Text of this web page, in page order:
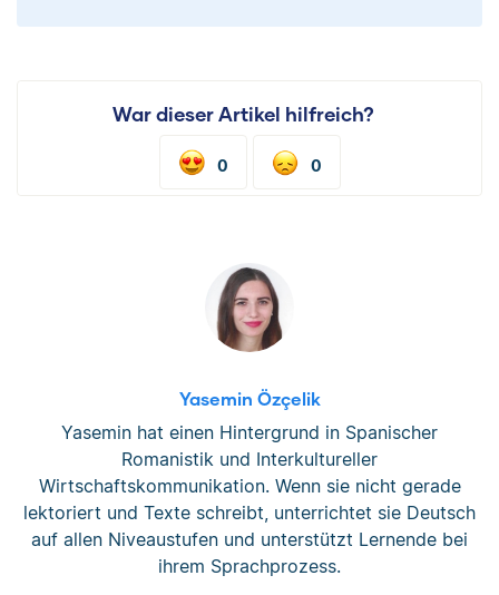
War dieser Artikel hilfreich?
0 0
Yasemin Özçelik
Yasemin hat einen Hintergrund in Spanischer
Romanistik und Interkultureller
Wirtschaftskommunikation. Wenn sie nicht gerade
lektoriert und Texte schreibt, unterrichtet sie Deutsch
auf allen Niveaustufen und unterstützt Lernende bei
ihrem Sprachprozess.